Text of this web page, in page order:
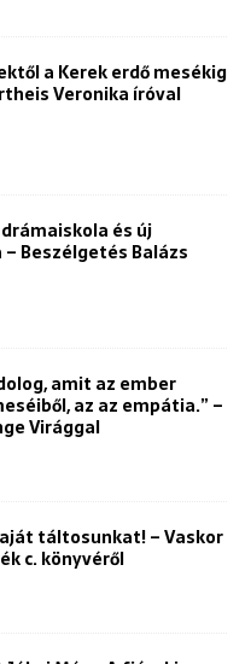
a Kerek erdő mesékig
Veronika íróval
és új
Beszélgetés Balázs
amit az ember
az az empátia.” –
Virággal
táltosunkat! – Vaskor
c. könyvéről